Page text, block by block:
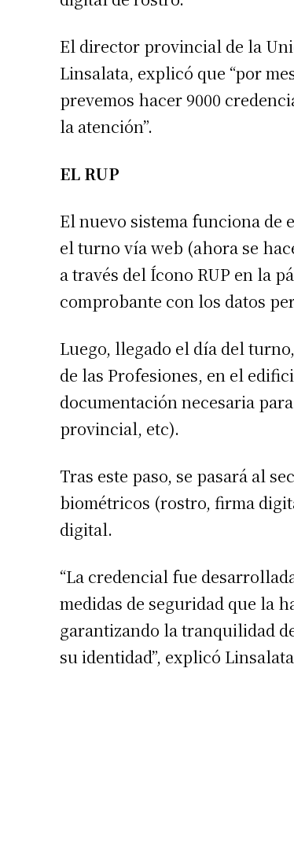
El director provincial de la
Linsalata, explicó que “por
prevemos hacer 9000
la atención”.
EL RUP
El nuevo sistema funciona
el turno vía web (ahora se
a través del Ícono RUP en la
comprobante con los datos
Luego, llegado el día del
de las Profesiones, en el
documentación necesaria
provincial, etc).
Tras este paso, se pasará al
biométricos (rostro, firma
digital.
“La credencial fue
medidas de seguridad que la
garantizando la tranquilidad
su identidad”, explicó